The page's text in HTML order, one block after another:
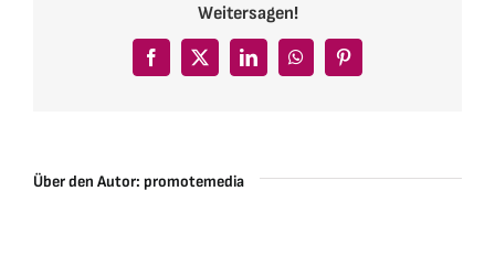
Weitersagen!
Facebook
X LinkedInWhatsAppPinterest
Über den Autor: promotemedia